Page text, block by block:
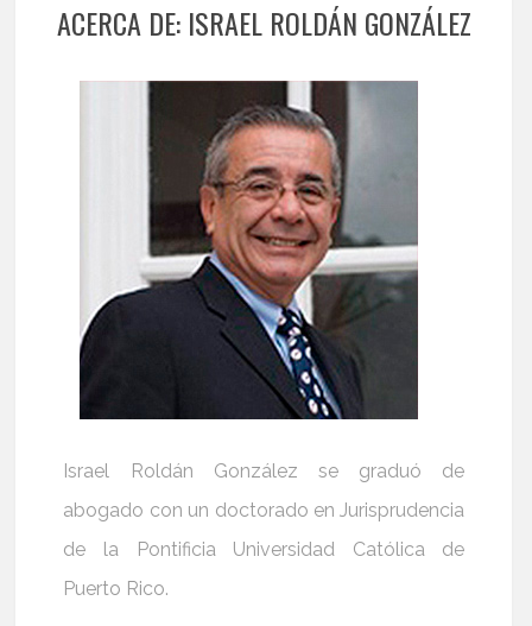
ACERCA DE: ISRAEL ROLDÁN GONZÁLEZ
Israel Roldán González se graduó de
abogado con un doctorado en Jurisprudencia
de la Pontificia Universidad Católica de
Puerto Rico.